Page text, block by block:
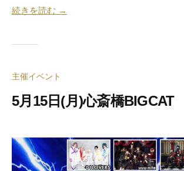
続きを読む →
主催イベント
5月15日(月)心斎橋BIGCAT
0
2
3
y
合
同